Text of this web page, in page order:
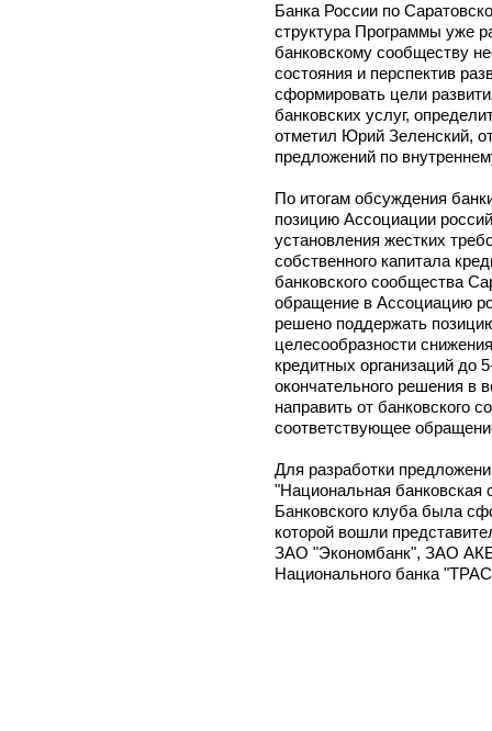
Банка России по
структура Программы уже
банковскому сообществу
состояния и перспектив
сформировать цели
банковских услуг,
отметил Юрий Зеленский,
предложений по
По итогам обсуждения
позицию Ассоциации
установления жестких
собственного капитала
банковского сообщества
обращение в Ассоциацию
решено поддержать
целесообразности
кредитных организаций до
окончательного решения в
направить от банковского
соответствующее
Для разработки
"Национальная банковская
Банковского клуба была
которой вошли
ЗАО "Экономбанк", ЗАО
Национального банка